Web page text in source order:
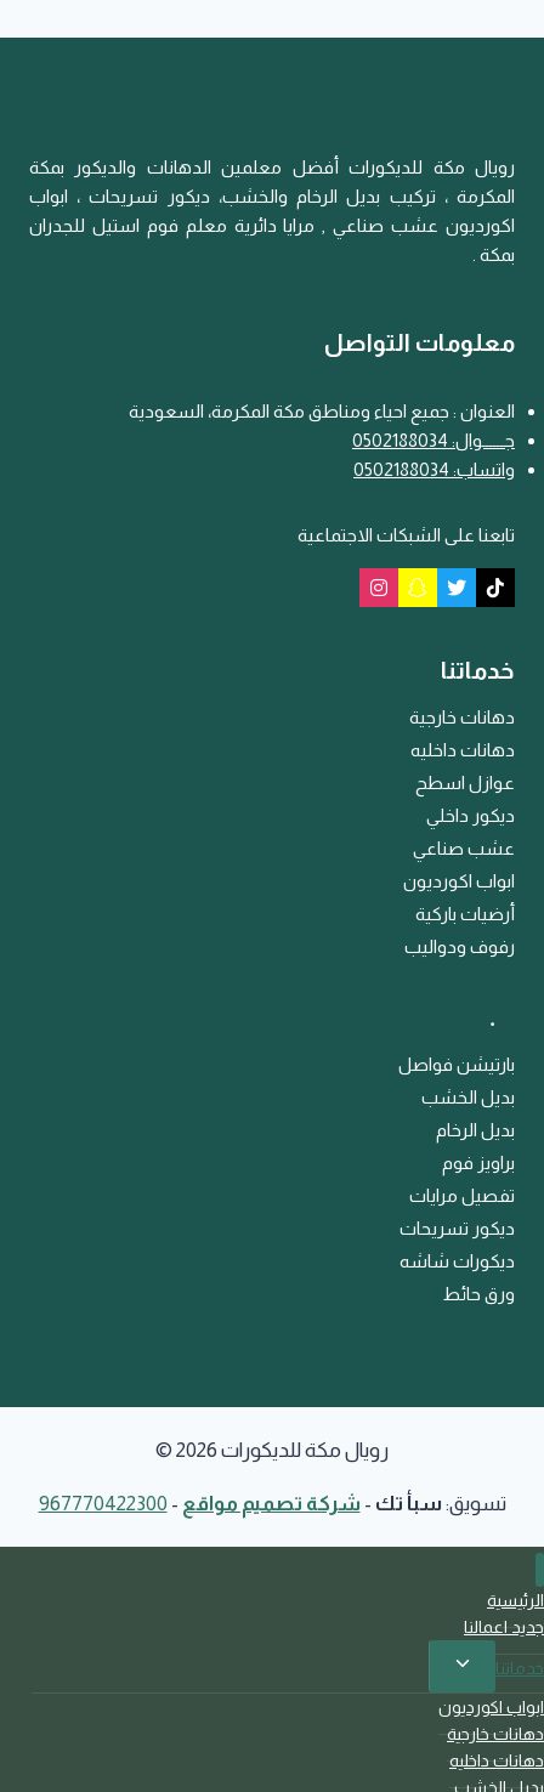
رويال مكة للديكورات أفضل معلمين الدهانات والديكور بمكة
المكرمة ، تركيب بديل الرخام والخشب، ديكور تسريحات ، ابواب
اكورديون عشب صناعي , مرايا دائرية معلم فوم استيل للجدران
بمكة .
معلومات التواصل
العنوان : جميع احياء ومناطق مكة المكرمة، السعودية
جـــ
ــوال: 0502188034
واتساب: 0502188034
تابعنا على الشبكات الاجتماعية
خدماتنا
دهانات خارجية
دهانات داخليه
عوازل اسطح
ديكور داخلي
عشب صناعي
ابواب اكورديون
أرضيات باركية
رفوف ودواليب
﹒
بارتيشن فواصل
بديل الخشب
بديل الرخام
براويز فوم
تفصيل مرايات
ديكور تسريحات
ديكورات شاشه
ورق حائط
© 2026 رويال مكة للديكورات
تسويق: سبأ تك - شركة تصميم مواقع -
967770422300
الرئيسية
جديد اعمالنا
خدماتنا
تبديل
القائمة
الفرعية
ابواب اكورديون
دهانات خارجية
دهانات داخليه
بديل الخشب